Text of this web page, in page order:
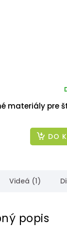
materiály pre
DO
Videá (1)
popis